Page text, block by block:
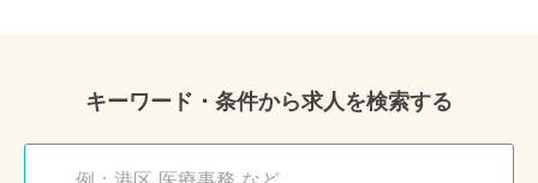
キーワード・条件から求人を検索する